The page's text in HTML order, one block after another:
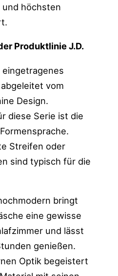
höchsten
Produktlinie J.D.
eingetragenes
vom
Design.
diese Serie ist die
Streifen oder
sind typisch für die
bringt
eine gewisse
und lässt
genießen.
Optik begeistert